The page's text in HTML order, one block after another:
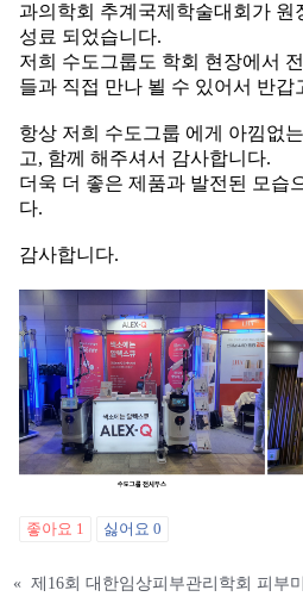
과의학회 추계국제학술대회가 원
성료 되었습니다.
저희 수도그룹도 학회 현장에서
들과 직접 만나 뵐 수 있어서 반갑
항상 저희 수도그룹 에게 아낌없
고, 함께 해주셔서 감사합니다.
더욱 더 좋은 제품과 발전된 모습
다.
감사합니다.
좋아요 1 싫어요0
« 제16회 대한임상피부관리학회 피부